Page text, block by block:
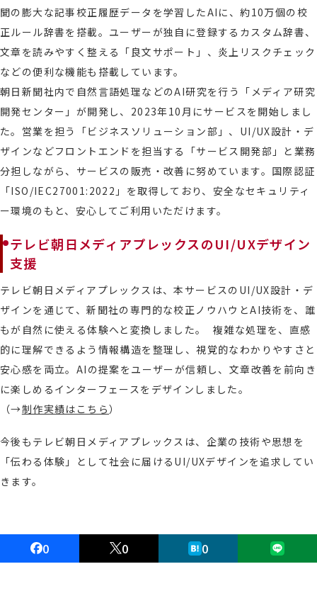
聞の膨大な記事校正履歴データを学習したAIに、約10万個の校
正ルール辞書を搭載。ユーザーが独自に登録するカスタム辞書、
文章を読みやすく整える「良文サポート」、炎上リスクチェック
などの便利な機能も搭載しています。
朝日新聞社内で自然言語処理などのAI研究を行う「メディア研究
開発センター」が開発し、2023年10月にサービスを開始しまし
た。営業を担う「ビジネスソリューション部」、UI/UX設計・デ
ザインなどフロントエンドを担当する「サービス開発部」と業務
分担しながら、サービスの販売・改善に努めています。国際認証
「ISO/IEC27001:2022」を取得しており、安全なセキュリティ
ー環境のもと、安心してご利用いただけます。
テレビ朝日メディアプレックスのUI/UXデザイン
支援
テレビ朝日メディアプレックスは、本サービスのUI/UX設計・デ
ザインを通じて、新聞社の専門的な校正ノウハウとAI技術を、誰
もが自然に使える体験へと変換しました。 複雑な処理を、直感
的に理解できるよう情報構造を整理し、視覚的なわかりやすさと
安心感を両立。AIの提案をユーザーが信頼し、文章改善を前向き
に楽しめるインターフェースをデザインしました。
（→制作実績はこちら）
今後もテレビ朝日メディアプレックスは、企業の技術や思想を
「伝わる体験」として社会に届けるUI/UXデザインを追求してい
きます。
0 0 0